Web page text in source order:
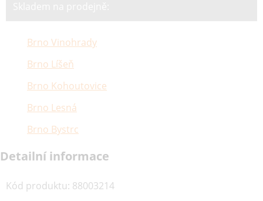
Brno Vinohrady
Brno Líšeň
Brno Kohoutovice
Brno Lesná
Brno Bystrc
Detailní informace
Kód produktu: 88003214